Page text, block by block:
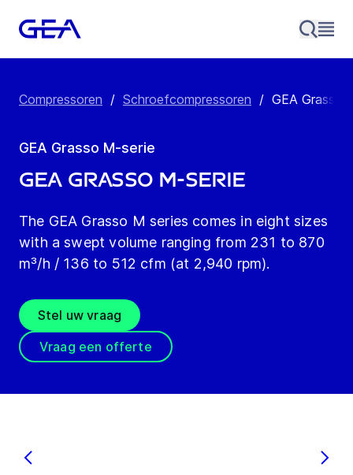
Compressoren / Schroefcompressoren / GEA Grasso
GEA Grasso M-serie
GEA Grasso M-serie
The GEA Grasso M series comes in eight sizes
with a swept volume ranging from 231 to 870
m³/h / 136 to 512 cfm (at 2,940 rpm).
Stel uw vraag
Vraag een offerte